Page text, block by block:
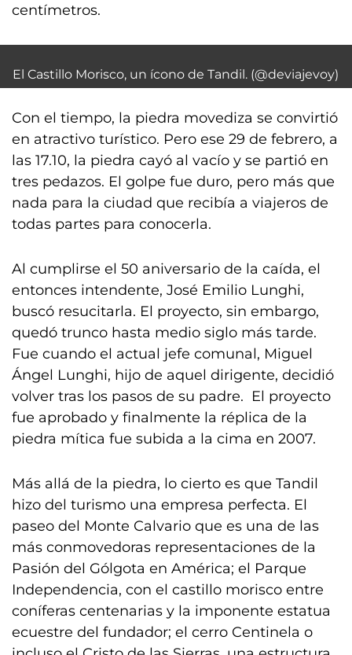
centímetros.
El Castillo Morisco, un ícono de Tandil. (@deviajevoy)
Con el tiempo, la piedra movediza se convirtió
en atractivo turístico. Pero ese 29 de febrero, a
las 17.10, la piedra cayó al vacío y se partió en
tres pedazos. El golpe fue duro, pero más que
nada para la ciudad que recibía a viajeros de
todas partes para conocerla.
Al cumplirse el 50 aniversario de la caída, el
entonces intendente, José Emilio Lunghi,
buscó resucitarla. El proyecto, sin embargo,
quedó trunco hasta medio siglo más tarde.
Fue cuando el actual jefe comunal, Miguel
Ángel Lunghi, hijo de aquel dirigente, decidió
volver tras los pasos de su padre. El proyecto
fue aprobado y finalmente la réplica de la
piedra mítica fue subida a la cima en 2007.
Más allá de la piedra, lo cierto es que Tandil
hizo del turismo una empresa perfecta. El
paseo del Monte Calvario que es una de las
más conmovedoras representaciones de la
Pasión del Gólgota en América; el Parque
Independencia, con el castillo morisco entre
coníferas centenarias y la imponente estatua
ecuestre del fundador; el cerro Centinela o